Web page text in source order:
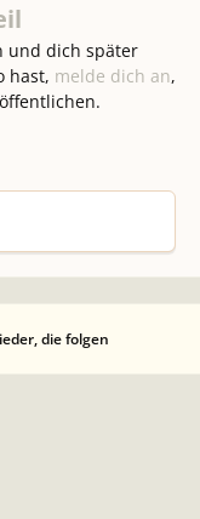
und dich später
hast, melde dich an,
die folgen